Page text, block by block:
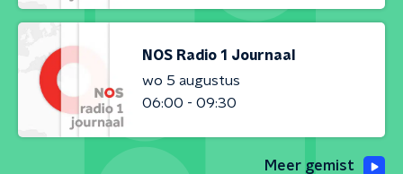
NOS Radio 1 Journaal
wo 5 augustus
06:00 - 09:30
Meer gemist